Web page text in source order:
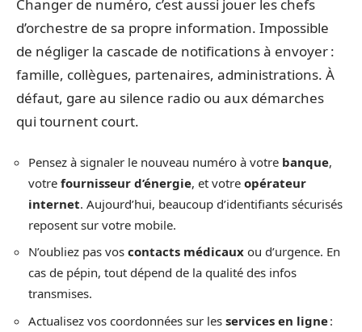
Changer de numéro, c’est aussi jouer les chefs
d’orchestre de sa propre information. Impossible
de négliger la cascade de notifications à envoyer :
famille, collègues, partenaires, administrations. À
défaut, gare au silence radio ou aux démarches
qui tournent court.
Pensez à signaler le nouveau numéro à votre banque,
votre fournisseur d’énergie, et votre opérateur
internet. Aujourd’hui, beaucoup d’identifiants sécurisés
reposent sur votre mobile.
N’oubliez pas vos contacts médicaux ou d’urgence. En
cas de pépin, tout dépend de la qualité des infos
transmises.
Actualisez vos coordonnées sur les services en ligne: